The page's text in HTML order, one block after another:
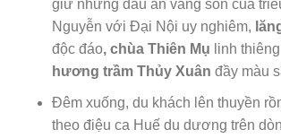
giữ những dấu ấn vàng son của
Nguyễn với Đại Nội uy nghiêm,
độc đáo, chùa Thiên Mụ linh
hương trầm Thủy Xuân đầy màu
Đêm xuống, du khách lên thuyền
theo điệu ca Huế du dương trên